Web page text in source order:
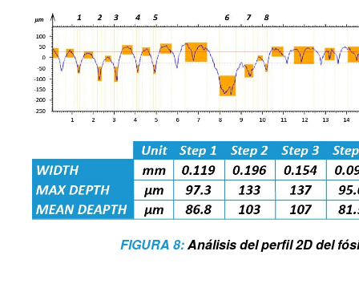
FIGURA 8:Análisis del perfil 2D del